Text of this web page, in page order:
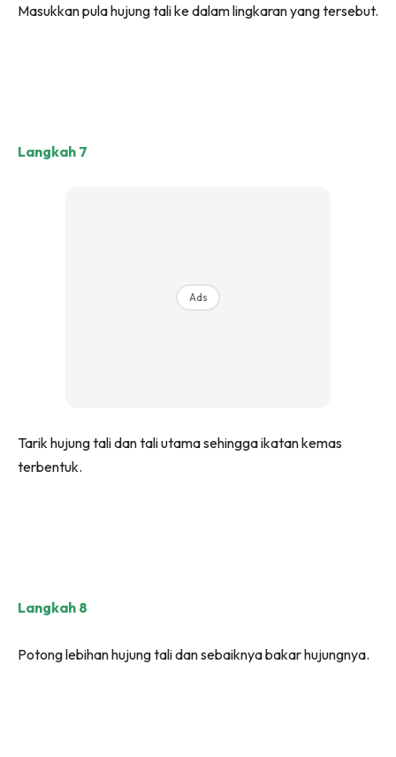
Masukkan pula hujung tali ke dalam lingkaran yang tersebut.
Langkah 7
Ads
Tarik hujung tali dan tali utama sehingga ikatan kemas
terbentuk.
Langkah 8
Potong lebihan hujung tali dan sebaiknya bakar hujungnya.